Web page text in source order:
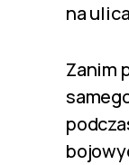
na
Zanim